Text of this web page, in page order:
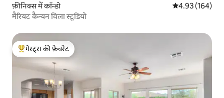
फ़ीनिक्स में कॉन्डो औसत रेटिंग 5 में से
4.93 (164)
मैरियट कैन्यन विला स्टूडियो
गेस्ट्स का टॉप फ़ेवरेट
गेस्ट्स की फ़ेवरेट